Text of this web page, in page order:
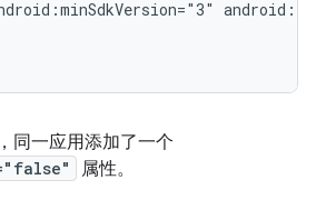
同一应用添加了一个
属性。